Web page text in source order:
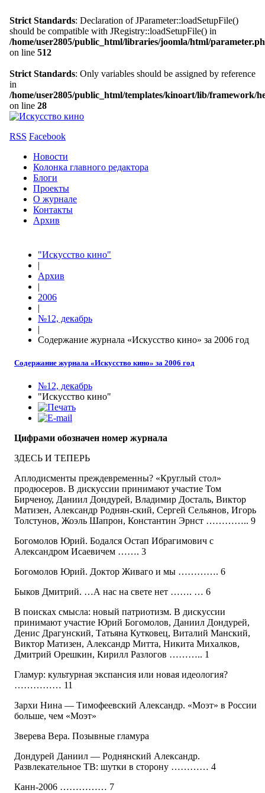
Strict Standards: Declaration of JParameter::loadSetupFile()
should be compatible with JRegistry::loadSetupFile() in
/home/user2805/public_html/libraries/joomla/html/
on line 512
Strict Standards: Only variables should be assigned by reference
in
/home/user2805/public_html/templates/kinoart/lib/framework/
on line 28
RSS Facebook
Новости
Колонка главного редактора
Блоги
Проекты
О журнале
Контакты
Архив
"Искусство кино"
|
Архив
|
2006
|
№12, декабрь
|
Содержание журнала «Искусство кино» за 2006 год
Содержание журнала «Искусство кино» за 2006 год
№12, декабрь
"Искусство кино"
Цифрами обозначен номер журнала
ЗДЕСЬ И ТЕПЕРЬ
Аплодисменты преждевременны? «Круглый стол»
продюсеров. В дискуссии принимают участие Том
Бирченоу, Даниил Дондурей, Владимир Досталь, Виктор
Матизен, Александр Роднян-ский, Сергей Сельянов, Игорь
Толстунов, Жоэль Шапрон, Константин Эрнст ………….. 9
Богомолов Юрий. Бодался Остап Ибрагимович с
Александром Исаевичем ……. 3
Богомолов Юрий. Доктор Живаго и мы …………. 6
Быков Дмитрий. …А нас на свете нет ……. … 6
В поисках смысла: новый патриотизм. В дискуссии
принимают участие Юрий Богомолов, Даниил Дондурей,
Денис Драгунский, Татьяна Кутковец, Виталий Манский,
Виктор Матизен, Александр Митта, Никита Михалков,
Дмитрий Орешкин, Кирилл Разлогов ……….. 1
Гламур: культурная экспансия или новая идеология?
…………… 11
Зархи Нина — Тимофеевский Александр. «Моэт» в России
больше, чем «Моэт»
Зверева Вера. Позывные гламура
Дондурей Даниил — Роднянский Александр.
Развлекательное ТВ: шутки в сторону ………… 4
Канн-2006 …………… 7